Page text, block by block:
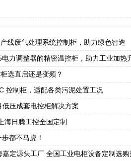
线废气处理系统控制柜，助力绿色智造
电力调整器的精密温控柜，助力工业加热
选直启还是变频？
控制柜，适配各类污泥处置工况
低压成套电控柜解决方案
海日腾工控全国定制
都不马虎！
定源头工厂 全国工业电柜设备定制选购